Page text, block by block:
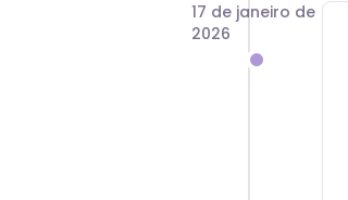
17 de janeiro de
2026